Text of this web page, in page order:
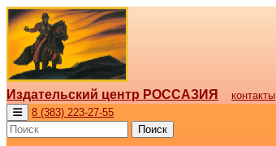
Издательский центр РОССАЗИЯ контакты
8 (383) 223-27-55
Поиск